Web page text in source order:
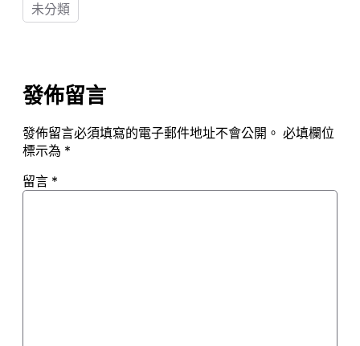
未分類
發佈留言
發佈留言必須填寫的電子郵件地址不會公開。 必填欄位
標示為 *
留言 *